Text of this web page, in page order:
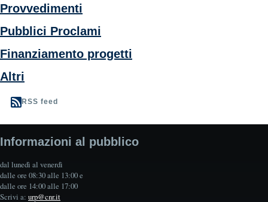
Provvedimenti
Pubblici Proclami
Finanziamento progetti
Altri
RSS feed
Informazioni al pubblico
dal lunedì al venerdì
dalle ore 08:30 alle 13:00 e
dalle ore 14:00 alle 17:00
Scrivi a: urp@cnr.it